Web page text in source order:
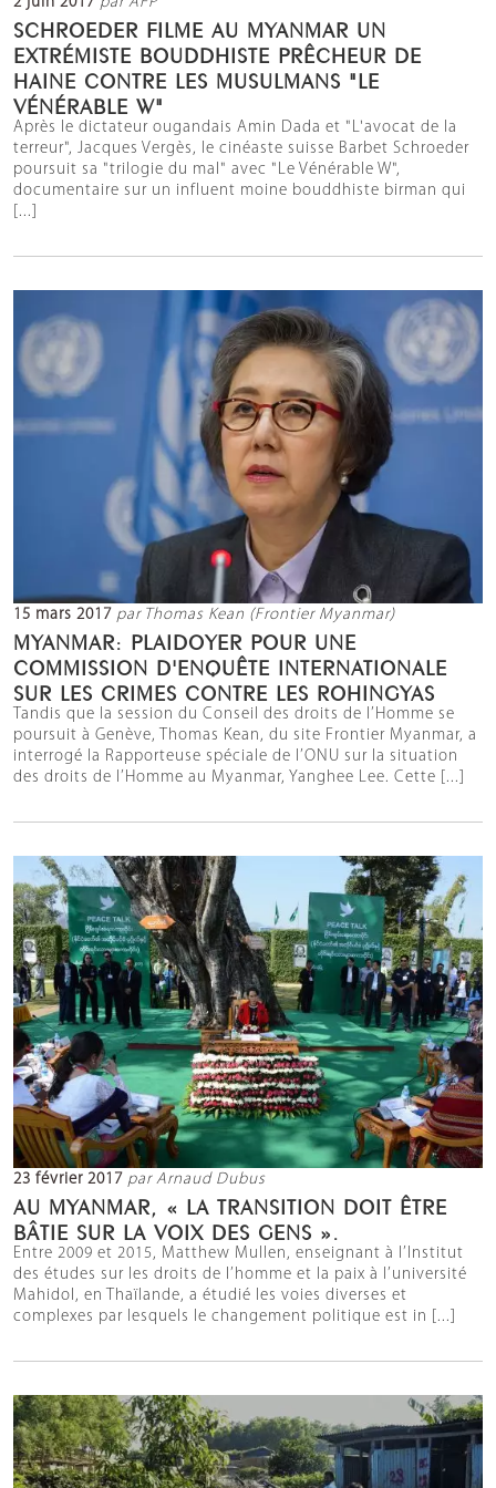
SCHROEDER FILME AU MYANMAR UN
EXTRÉMISTE BOUDDHISTE PRÊCHEUR DE
HAINE CONTRE LES MUSULMANS "LE
VÉNÉRABLE W"
Après le dictateur ougandais Amin Dada et "L'avocat de la
terreur", Jacques Vergès, le cinéaste suisse Barbet Schroeder
poursuit sa "trilogie du mal" avec "Le Vénérable W",
documentaire sur un influent moine bouddhiste birman qui
[...]
15 mars 2017 par Thomas Kean (Frontier Myanmar)
MYANMAR: PLAIDOYER POUR UNE
COMMISSION D'ENQUÊTE INTERNATIONALE
SUR LES CRIMES CONTRE LES ROHINGYAS
Tandis que la session du Conseil des droits de l’Homme se
poursuit à Genève, Thomas Kean, du site Frontier Myanmar, a
interrogé la Rapporteuse spéciale de l’ONU sur la situation
des droits de l’Homme au Myanmar, Yanghee Lee. Cette [...]
23 février 2017 par Arnaud Dubus
AU MYANMAR, « LA TRANSITION DOIT ÊTRE
BÂTIE SUR LA VOIX DES GENS ».
Entre 2009 et 2015, Matthew Mullen, enseignant à l’Institut
des études sur les droits de l’homme et la paix à l’université
Mahidol, en Thaïlande, a étudié les voies diverses et
complexes par lesquels le changement politique est in [...]